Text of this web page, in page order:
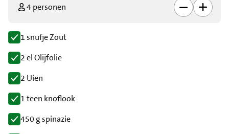
4 personen
1 snufje Zout
2 el Olijfolie
2 Uien
1 teen knoflook
450 g spinazie